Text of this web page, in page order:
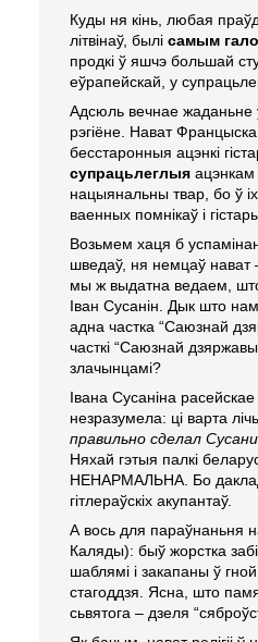
Куды ня кінь, любая
літвінаў, былісамым
продкі ў яшчэ большай
еўрапейскай, у
Адсюль вечнае жаданьне
рэгіёне. Нават
бесстаронныя ацэнкі
супрацьлеглыя ацэнкам
нацыянальны твар, бо ў іх
ваенных помнікаў і
Возьмем хаця б
шведаў, ня немцаў нават
мы ж выдатна ведаем, што
Іван Сусанін. Дык што
адна частка “Саюзнай
часткі “Саюзнай
злачынцамі?
Івана Сусаніна
незразумела: ці варта
правильно сделал
Няхай гэтыя палкі
НЕНАРМАЛЬНА. Бо
гітлераўскіх акупантаў.
А вось для параўнаньня
Каляды): быў жорстка
шаблямі і закапаны ў
стагоддзя. Ясна, што
сьвятога – дзеля